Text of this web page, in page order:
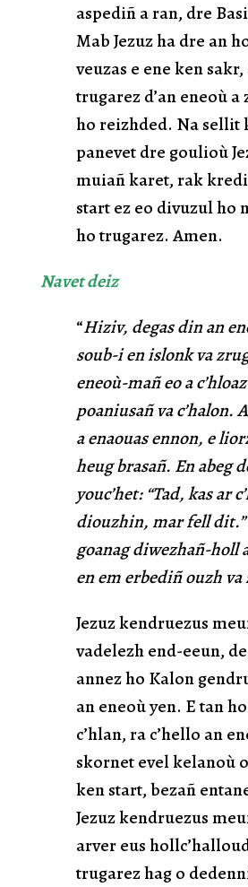
aspediñ a ran, dre
Mab Jezuz ha dre an
veuzas e ene ken
trugarez d’an eneoù a
ho reizhded. Na sellit
panevet dre goulioù
muiañ karet, rak
start ez eo divuzul ho
ho trugarez. Amen.
Navetdeiz
“Hiziv, degas din an
soub-i en islonk va
eneoù-mañ eo a
poaniusañ va c’halon.
a enaouas ennon, e
heug brasañ. En abeg
youc’het: “Tad, kas ar
diouzhin, mar fell
goanag diwezhañ-holl
en em erbediñ ouzh
Jezuz kendruezus
vadelezh end-eeun,
annez ho Kalon
an eneoù yen. E tan
c’hlan, ra c’hello an
skornet evel kelanoù
ken start, bezañ
Jezuz kendruezus
arver eus
trugarez hag o